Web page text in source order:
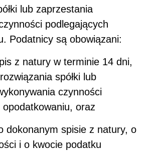
lub zaprzestania
podlegających
Podatnicy są obowiązani:
z natury w terminie 14 dni,
spółki lub
czynności
opodatkowaniu, oraz
dokonanym spisie z natury, o
i o kwocie podatku